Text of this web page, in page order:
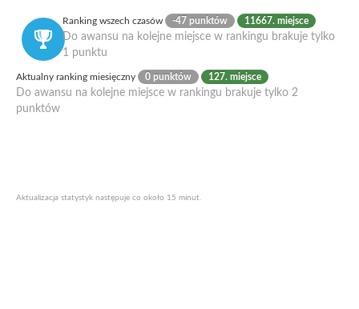
Ranking wszech czasów -47 punktów 11667. miejsce
Do awansu na kolejne miejsce w rankingu brakuje tylko
1 punktu
Aktualny ranking miesięczny 0 punktów 127. miejsce
Do awansu na kolejne miejsce w rankingu brakuje tylko 2
punktów
Aktualizacja statystyk następuje co około 15 minut.